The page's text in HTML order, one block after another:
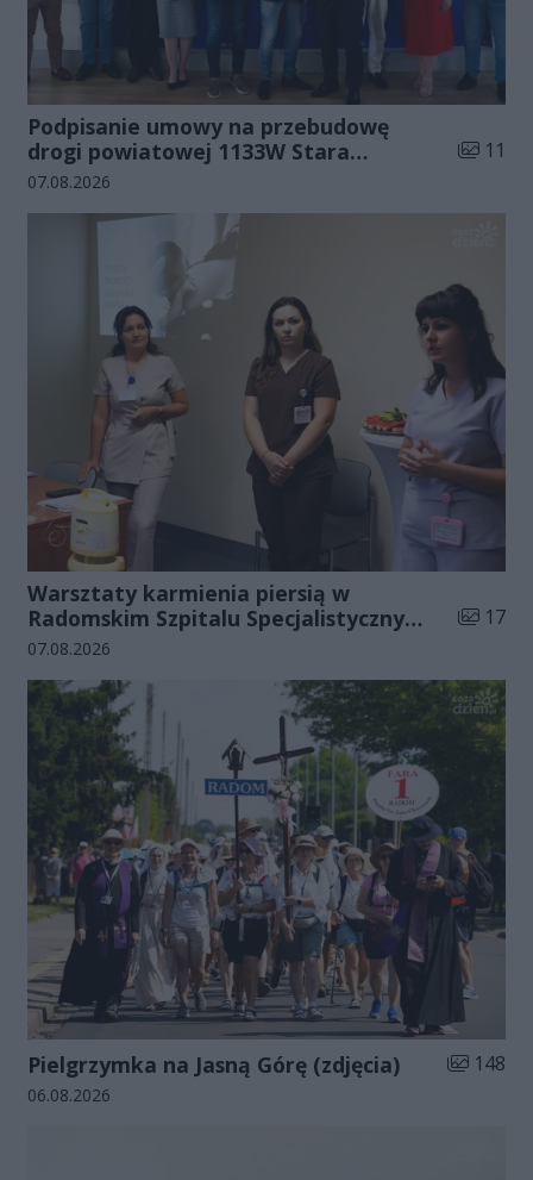
Podpisanie umowy na przebudowę
drogi powiatowej 1133W Stara
Błotnica - Jedlanka (zdjęcia)
Liczba
11
Data dodania galerii:
07.08.2026
Warsztaty karmienia piersią w
Radomskim Szpitalu Specjalistycznym
(zdjęcia)
Liczba
17
Data dodania galerii:
07.08.2026
Pielgrzymka na Jasną Górę (zdjęcia) Liczba
148
Data dodania galerii:
06.08.2026